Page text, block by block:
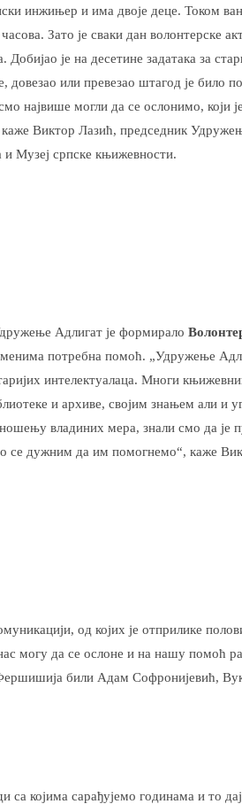
инжињер и има двоје деце. Током
Зато је сваки дан волонтерске
је на десетине задатака за
довезао или превезао штагод је било
највише могли да се ослонимо, који
Виктор Лазић, председник
и Музеј српске књижевности.
Адлигат је формирало
потребна помоћ. „Удружење
интелектуалаца. Многи
и архиве, својим знањем али и
владиних мера, знали смо да је
се дужним да им помогнемо“, каже
од којих је отприлике
могу да се ослоне и на нашу помоћ
били Адам Софронијевић,
којима сарађујемо годинама и то